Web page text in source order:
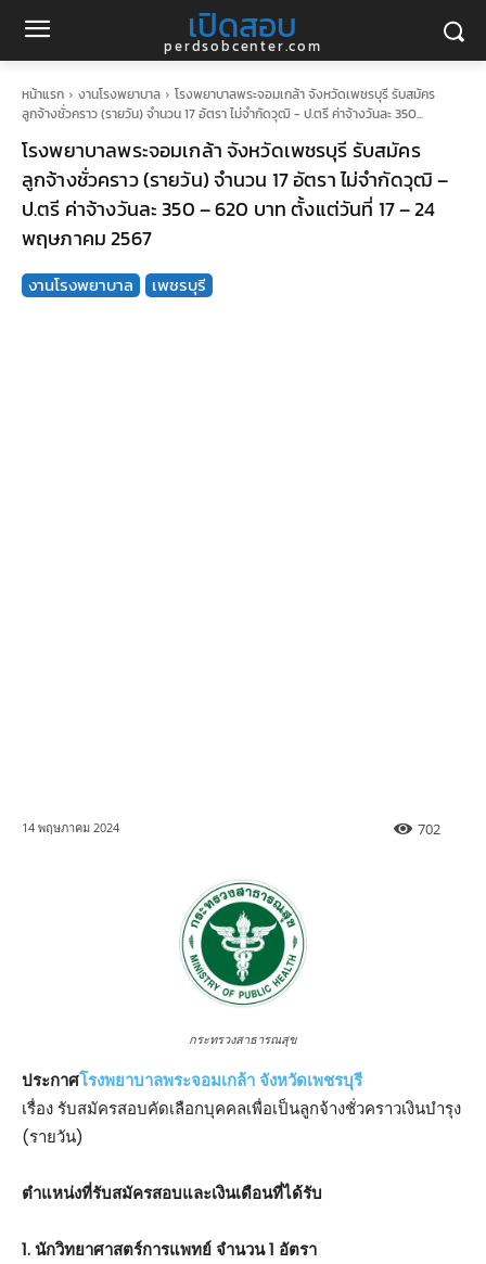
เปิดสอบ
perdsobcenter.com
หน้าแรก งานโรงพยาบาล
โรงพยาบาลพระจอมเกล้า จังหวัดเพชรบุรี รับสมัคร
ลูกจ้างชั่วคราว (รายวัน) จำนวน 17 อัตรา ไม่จำกัดวุฒิ - ป.ตรี ค่าจ้างวันละ 350...
โรงพยาบาลพระจอมเกล้า จังหวัดเพชรบุรี รับสมัคร
ลูกจ้างชั่วคราว (รายวัน) จำนวน 17 อัตรา ไม่จำกัดวุฒิ –
ป.ตรี ค่าจ้างวันละ 350 – 620 บาท ตั้งแต่วันที่ 17 – 24
พฤษภาคม 2567
งานโรงพยาบาล เพชรบุรี
14 พฤษภาคม 2024 702
กระทรวงสาธารณสุข
ประกาศโรงพยาบาลพระจอมเกล้า จังหวัดเพชรบุรี
เรื่อง รับสมัครสอบคัดเลือกบุคคลเพื่อเป็นลูกจ้างชั่วคราวเงินบำรุง
(รายวัน)
ตําแหน่งที่รับสมัครสอบและเงินเดือนที่ได้รับ
1. นักวิทยาศาสตร์การแพทย์ จำนวน 1 อัตรา